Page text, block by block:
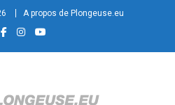
A propos de Plongeuse.eu